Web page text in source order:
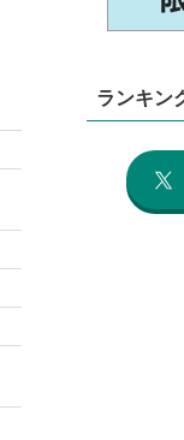
ランキン